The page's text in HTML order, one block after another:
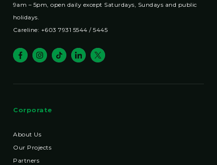
9am – 5pm, open daily except Saturdays, Sundays and public
holidays.
Careline: +603 7931 5544 / 5445
Corporate
About Us
Our Projects
Partners